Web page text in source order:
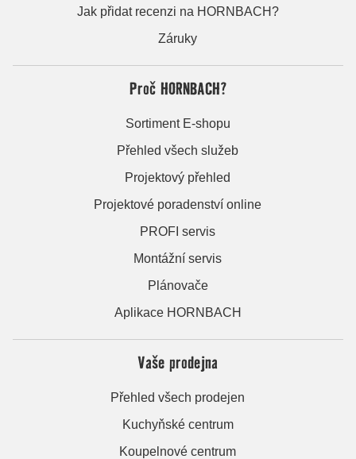
Jak přidat recenzi na HORNBACH?
Záruky
Proč HORNBACH?
Sortiment E-shopu
Přehled všech služeb
Projektový přehled
Projektové poradenství online
PROFI servis
Montážní servis
Plánovače
Aplikace HORNBACH
Vaše prodejna
Přehled všech prodejen
Kuchyňské centrum
Koupelnové centrum